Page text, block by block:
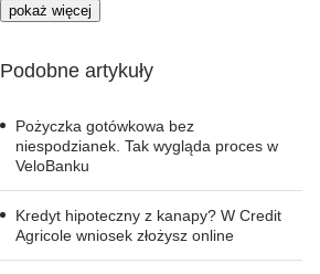
pokaż więcej
Podobne artykuły
Pożyczka gotówkowa bez
niespodzianek. Tak wygląda proces w
VeloBanku
Kredyt hipoteczny z kanapy? W Credit
Agricole wniosek złożysz online